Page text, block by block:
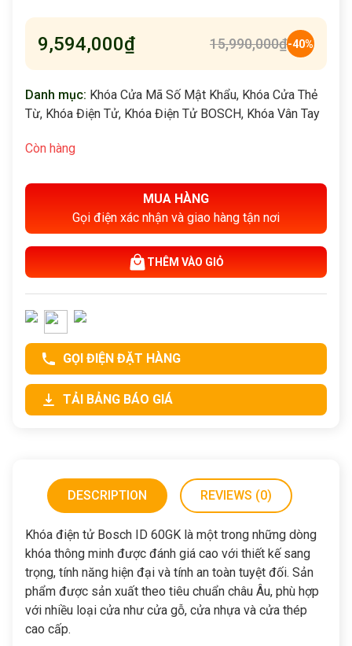
9,594,000₫ 15,990,000₫-40%
Danh mục: Khóa Cửa Mã Số Mật Khẩu, Khóa Cửa Thẻ
Từ, Khóa Điện Tử, Khóa Điện Tử BOSCH, Khóa Vân Tay
Còn hàng
MUA HÀNG
Gọi điện xác nhận và giao hàng tận nơi
THÊM VÀO GIỎ
GỌI ĐIỆN ĐẶT HÀNG
TẢI BẢNG BÁO GIÁ
DESCRIPTION REVIEWS (0)
Khóa điện tử Bosch ID 60GK là một trong những dòng
khóa thông minh được đánh giá cao với thiết kế sang
trọng, tính năng hiện đại và tính an toàn tuyệt đối. Sản
phẩm được sản xuất theo tiêu chuẩn châu Âu, phù hợp
với nhiều loại cửa như cửa gỗ, cửa nhựa và cửa thép
cao cấp.